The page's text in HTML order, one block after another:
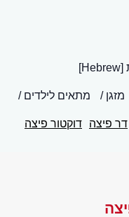
מזגן
מתאים לילדים
דר פיצה דוקטור פיצה